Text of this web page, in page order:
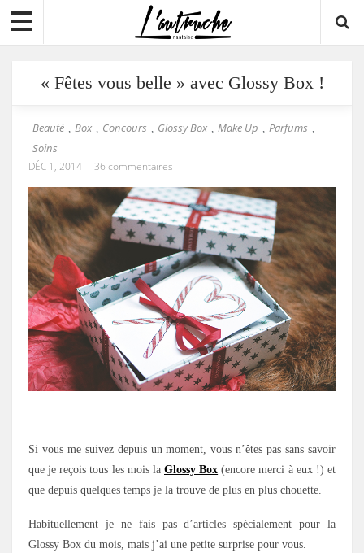
« Fêtes vous belle » avec Glossy Box !
Beauté , Box , Concours , Glossy Box , Make Up , Parfums ,
Soins
DÉC 1, 2014 36 commentaires
Si vous me suivez depuis un moment, vous n’êtes pas sans savoir
que je reçois tous les mois la Glossy Box (encore merci à eux !) et
que depuis quelques temps je la trouve de plus en plus chouette.
Habituellement je ne fais pas d’articles spécialement pour la
Glossy Box du mois, mais j’ai une petite surprise pour vous.